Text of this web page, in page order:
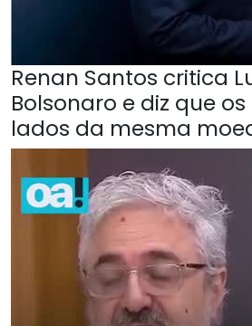
Renan Santos critica
Bolsonaro e diz que
lados da mesma